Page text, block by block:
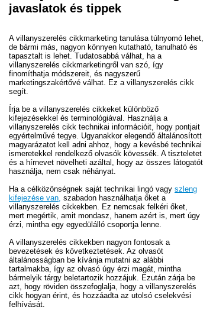
javaslatok és tippek
A villanyszerelés cikkmarketing tanulása túlnyomó lehet,
de bármi más, nagyon könnyen kutatható, tanulható és
tapasztalt is lehet. Tudatosabbá válhat, ha a
villanyszerelés cikkmarketingről van szó, így
finomíthatja módszereit, és nagyszerű
marketingszakértővé válhat. Ez a villanyszerelés cikk
segít.
Írja be a villanyszerelés cikkeket különböző
kifejezésekkel és terminológiával. Használja a
villanyszerelés cikk technikai információit, hogy pontjait
egyértelművé tegye. Ugyanakkor elegendő általánosított
magyarázatot kell adni ahhoz, hogy a kevésbé technikai
ismeretekkel rendelkező olvasók kövessék. A tiszteletet
és a hírnevet növelheti azáltal, hogy az összes látogatót
használja, nem csak néhányat.
Ha a célközönségnek saját technikai lingó vagy szleng
kifejezése van, szabadon használhatja őket a
villanyszerelés cikkekben. Ez nemcsak felkéri őket,
mert megértik, amit mondasz, hanem azért is, mert úgy
érzi, mintha egy egyedülálló csoportja lenne.
A villanyszerelés cikkekben nagyon fontosak a
bevezetések és következtetések. Az olvasót
általánosságban be kívánja mutatni az alábbi
tartalmakba, így az olvasó úgy érzi magát, mintha
bármelyik tárgy beletartozik hozzájuk. Ezután zárja be
azt, hogy röviden összefoglalja, hogy a villanyszerelés
cikk hogyan érint, és hozzáadta az utolsó cselekvési
felhívását.